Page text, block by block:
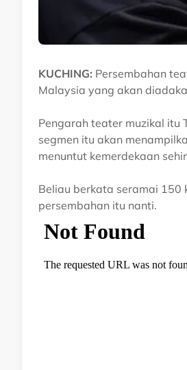
KUCHING: Persembahan
Malaysia yang akan
Pengarah teater muzikal itu
segmen itu akan
menuntut kemerdekaan
Beliau berkata seramai 150
persembahan itu nanti.